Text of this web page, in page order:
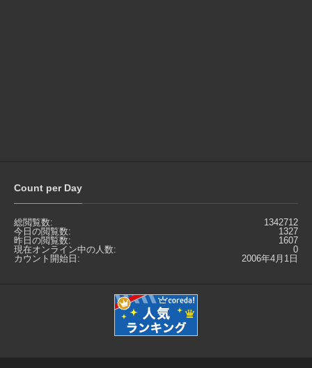
Count per Day
1342712
総閲覧数:
1327
今日の閲覧数:
1607
昨日の閲覧数:
0
現在オンライン中の人数:
2006年4月1日
カウント開始日: